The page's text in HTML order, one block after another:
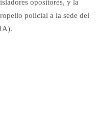
opositores, y la
policial a la sede del